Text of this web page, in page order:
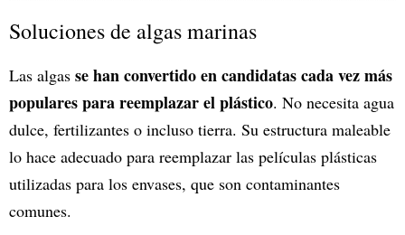
Soluciones de algas marinas
Las algas se han convertido en candidatas cada vez más
populares para reemplazar el plástico. No necesita agua
dulce, fertilizantes o incluso tierra. Su estructura maleable
lo hace adecuado para reemplazar las películas plásticas
utilizadas para los envases, que son contaminantes
comunes.